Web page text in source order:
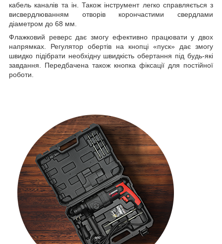
кабель каналів та ін. Також інструмент легко справляється з
висвердлюванням отворів корончастими свердлами
діаметром до 68 мм.
Флажковий реверс дає змогу ефективно працювати у двох
напрямках. Регулятор обертів на кнопці «пуск» дає змогу
швидко підібрати необхідну швидкість обертання під будь-які
завдання. Передбачена також кнопка фіксації для постійної
роботи.